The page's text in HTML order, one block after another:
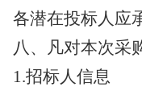
各潜在投标人应
八、凡对本次采
1.招标人信息